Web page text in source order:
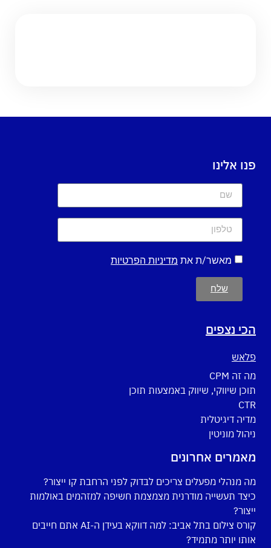
פנו אלינו
מאשר/ת את מדיניות הפרטיות
שלח
הכי נצפים
פלאש
מה זה CPM
תוכן שיווקי, שיווק באמצעות תוכן
CTR
מדיה דיגיטלית
ניהול מוניטין
מאמרים אחרונים
מה מנהלי מפעלים צריכים לבדוק לפני הרחבת קו ייצור?
כיצד תעשייה מודרנית מצמצמת חשיפה למזהמים באולמות
ייצור?
קורס צילום בתל אביב: למה דווקא בעידן ה-AI אתם חייבים
אותו יותר מתמיד?